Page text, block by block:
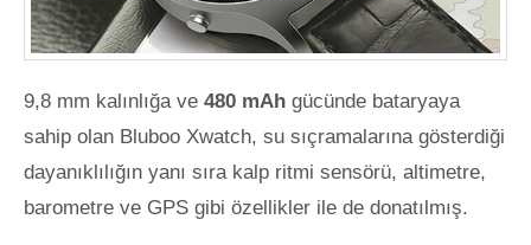
9,8 mm kalınlığa ve 480 mAh gücünde bataryaya
sahip olan Bluboo Xwatch, su sıçramalarına gösterdiği
dayanıklılığın yanı sıra kalp ritmi sensörü, altimetre,
barometre ve GPS gibi özellikler ile de donatılmış.